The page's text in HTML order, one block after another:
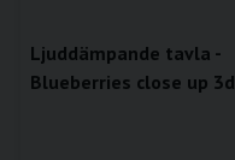
Ljuddämpande tavla -
Blueberries close up 3d